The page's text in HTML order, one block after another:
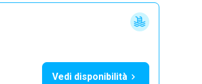
Vedi disponibilità